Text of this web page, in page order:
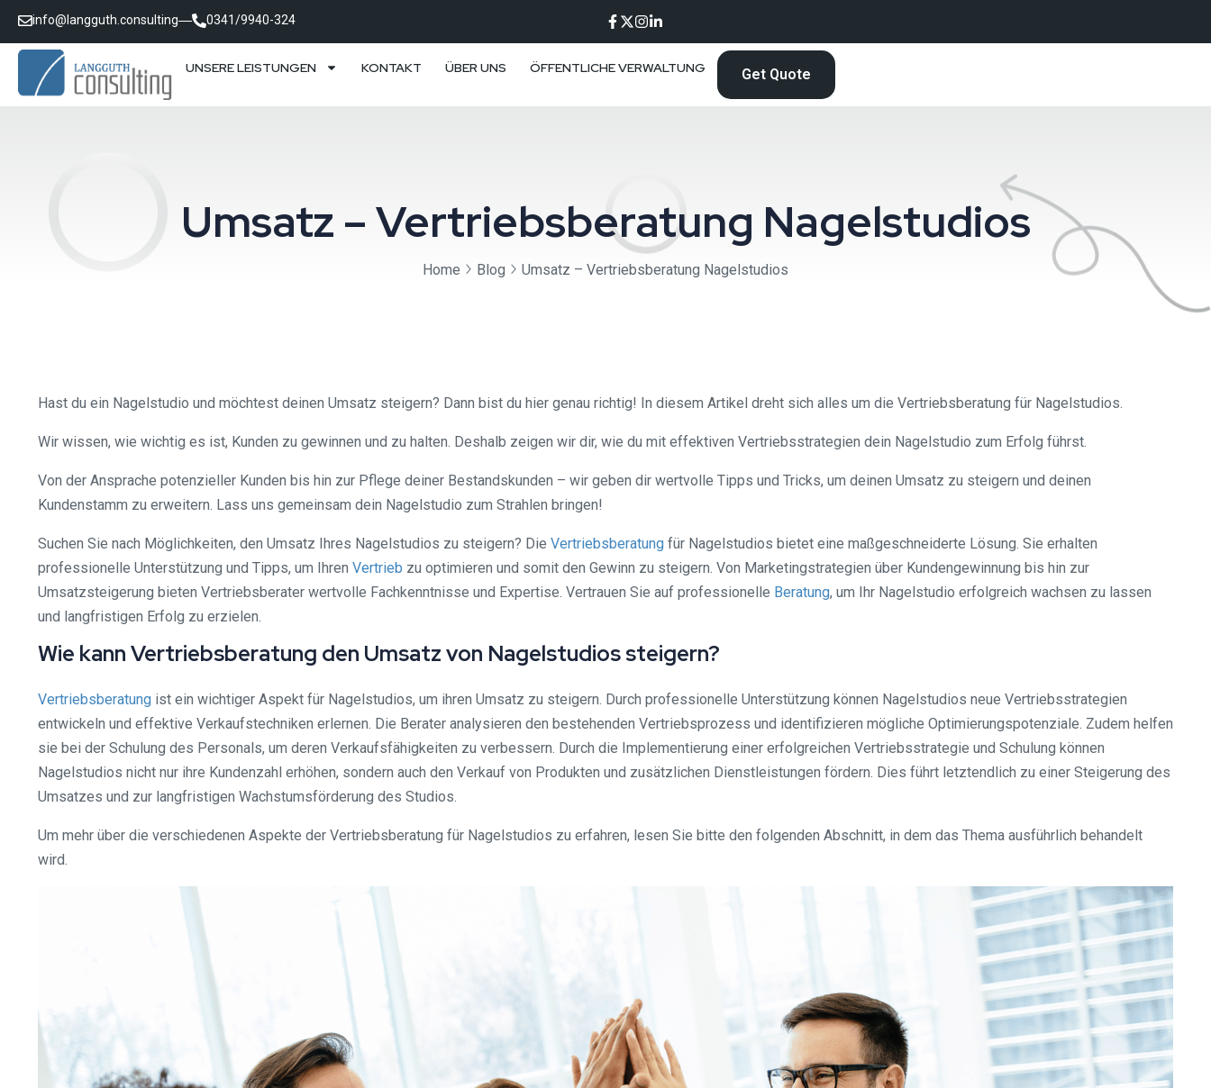
info@langguth.consulting 0341/9940-324
UNSERE LEISTUNGEN KONTAKT ÜBER UNS ÖFFENTLICHE VERWALTUNG Get Quote
Umsatz – Vertriebsberatung Nagelstudios
Home Blog Umsatz – Vertriebsberatung Nagelstudios
Hast du ein Nagelstudio und möchtest deinen Umsatz steigern? Dann bist du hier genau richtig! In diesem Artikel dreht sich alles um die Vertriebsberatung für Nagelstudios.
Wir wissen, wie wichtig es ist, Kunden zu gewinnen und zu halten. Deshalb zeigen wir dir, wie du mit effektiven Vertriebsstrategien dein Nagelstudio zum Erfolg führst.
Von der Ansprache potenzieller Kunden bis hin zur Pflege deiner Bestandskunden – wir geben dir wertvolle Tipps und Tricks, um deinen Umsatz zu steigern und deinen
Kundenstamm zu erweitern. Lass uns gemeinsam dein Nagelstudio zum Strahlen bringen!
Suchen Sie nach Möglichkeiten, den Umsatz Ihres Nagelstudios zu steigern? Die Vertriebsberatung für Nagelstudios bietet eine maßgeschneiderte Lösung. Sie erhalten
professionelle Unterstützung und Tipps, um Ihren Vertrieb zu optimieren und somit den Gewinn zu steigern. Von Marketingstrategien über Kundengewinnung bis hin zur
Umsatzsteigerung bieten Vertriebsberater wertvolle Fachkenntnisse und Expertise. Vertrauen Sie auf professionelle Beratung, um Ihr Nagelstudio erfolgreich wachsen zu lassen
und langfristigen Erfolg zu erzielen.
Wie kann Vertriebsberatung den Umsatz von Nagelstudios steigern?
Vertriebsberatung ist ein wichtiger Aspekt für Nagelstudios, um ihren Umsatz zu steigern. Durch professionelle Unterstützung können Nagelstudios neue Vertriebsstrategien
entwickeln und effektive Verkaufstechniken erlernen. Die Berater analysieren den bestehenden Vertriebsprozess und identifizieren mögliche Optimierungspotenziale. Zudem helfen
sie bei der Schulung des Personals, um deren Verkaufsfähigkeiten zu verbessern. Durch die Implementierung einer erfolgreichen Vertriebsstrategie und Schulung können
Nagelstudios nicht nur ihre Kundenzahl erhöhen, sondern auch den Verkauf von Produkten und zusätzlichen Dienstleistungen fördern. Dies führt letztendlich zu einer Steigerung des
Umsatzes und zur langfristigen Wachstumsförderung des Studios.
Um mehr über die verschiedenen Aspekte der Vertriebsberatung für Nagelstudios zu erfahren, lesen Sie bitte den folgenden Abschnitt, in dem das Thema ausführlich behandelt
wird.